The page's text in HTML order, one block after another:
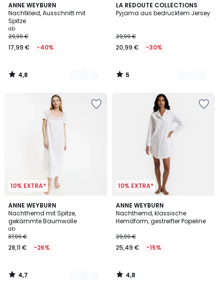
ANNE WEYBURN
Nachtkleid, Ausschnitt mit
Spitze
ab
29,99 €
17,99 € -40%
4,8
/ 5
2
Farben
4,8
/
LA REDOUTE COLLECTIONS
Pyjama aus bedrucktem Jersey
29,99 €
20,99 € -30%
5
/
2
Farben
5
/
10% EXTRA*
ANNE WEYBURN
Nachthemd mit Spitze,
gekämmte Baumwolle
ab
37,99 €
28,11 € -26%
4,7
/ 5
2
Farben
4,7
/
10% EXTRA*
ANNE WEYBURN
Nachthemd, klassische
Hemdform, gestreifter Popeline
29,99 €
25,49 € -15%
4,8
/ 5
4,8
/